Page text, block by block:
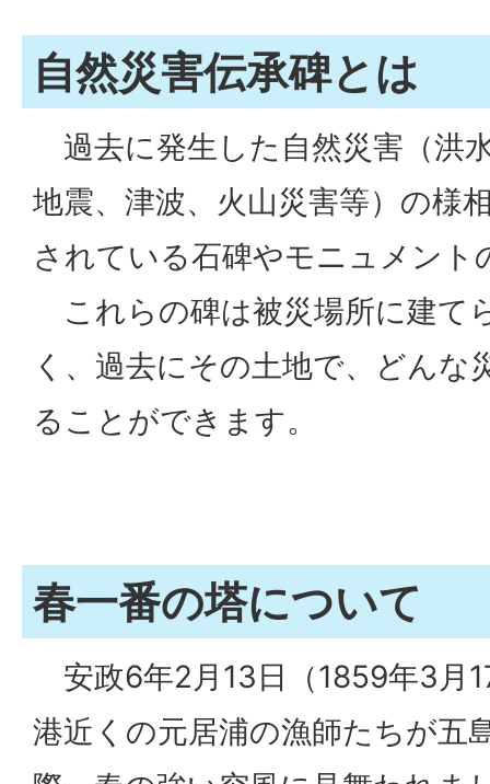
自然災害伝承碑とは
過去に発生した自然災害（洪
地震、津波、火山災害等）の様
されている石碑やモニュメント
これらの碑は被災場所に建て
く、過去にその土地で、どんな
ることができます。
春一番の塔について
安政6年2月13日（1859年3月
港近くの元居浦の漁師たちが五